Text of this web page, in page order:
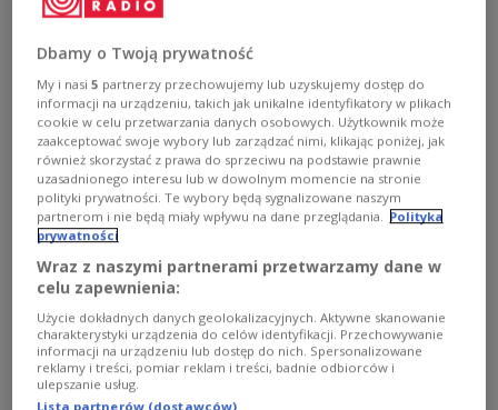
Kaśka Sochacka
"Pierwsza Trójka - Lista Przebojów": The
Cure, Lady Gaga, a może niespodzianka?
The Cure i piosenka "Alone" to hegemon "Pierwszej
Trójki - Listy Przebojów" i lider ostatniego notowania.
Dbamy o Twoją prywatność
My i nasi5 partnerzy przechowujemy lub uzyskujemy dostęp do
informacji na urządzeniu, takich jak unikalne identyfikatory w plikach
cookie w celu przetwarzania danych osobowych. Użytkownik może
zaakceptować swoje wybory lub zarządzać nimi, klikając poniżej, jak
również skorzystać z prawa do sprzeciwu na podstawie prawnie
uzasadnionego interesu lub w dowolnym momencie na stronie
polityki prywatności. Te wybory będą sygnalizowane naszym
partnerom i nie będą miały wpływu na dane przeglądania. Polityka
prywatności
Wraz z naszymi partnerami przetwarzamy dane w
celu zapewnienia:
Użycie dokładnych danych geolokalizacyjnych. Aktywne skanowanie
charakterystyki urządzenia do celów identyfikacji. Przechowywanie
informacji na urządzeniu lub dostęp do nich. Spersonalizowane
reklamy i treści, pomiar reklam i treści, badnie odbiorców i
ulepszanie usług.
Lista partnerów (dostawców)